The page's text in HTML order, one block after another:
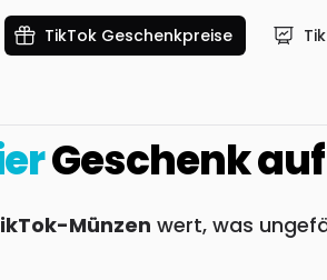
TikTok Geschenkpreise
Geschenk auf
Münzen wert, was